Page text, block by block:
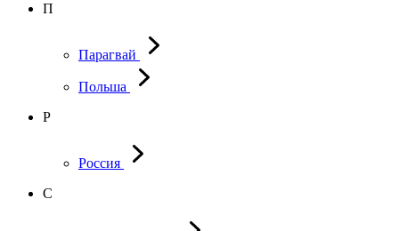
П
Парагвай
Польша
Р
Россия
С